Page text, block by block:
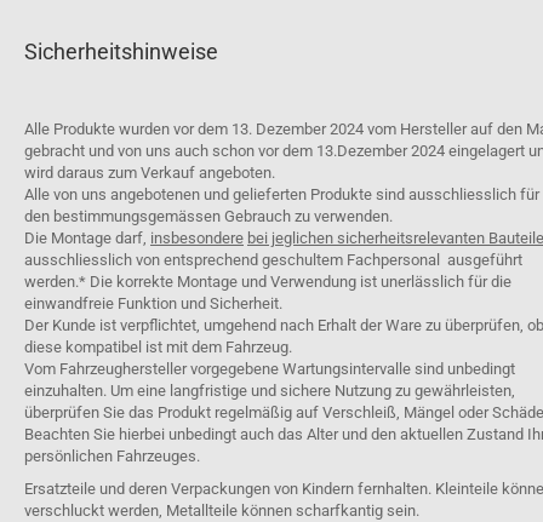
Sicherheitshinweise
Alle Produkte wurden vor dem 13. Dezember 2024 vom Hersteller auf den
gebracht und von uns auch schon vor dem 13.Dezember 2024 eingelagert
wird daraus zum Verkauf angeboten.
Alle von uns angebotenen und gelieferten Produkte sind ausschliesslich für
den bestimmungsgemässen Gebrauch zu verwenden.
Die Montage darf, insbesondere bei jeglichen sicherheitsrelevanten
ausschliesslich von entsprechend geschultem Fachpersonal ausgeführt
werden.* Die korrekte Montage und Verwendung ist unerlässlich für die
einwandfreie Funktion und Sicherheit.
Der Kunde ist verpflichtet, umgehend nach Erhalt der Ware zu überprüfen, ob
diese kompatibel ist mit dem Fahrzeug.
Vom Fahrzeughersteller vorgegebene Wartungsintervalle sind unbedingt
einzuhalten. Um eine langfristige und sichere Nutzung zu gewährleisten,
überprüfen Sie das Produkt regelmäßig auf Verschleiß, Mängel oder
Beachten Sie hierbei unbedingt auch das Alter und den aktuellen Zustand
persönlichen Fahrzeuges.
Ersatzteile und deren Verpackungen von Kindern fernhalten. Kleinteile
verschluckt werden, Metallteile können scharfkantig sein.